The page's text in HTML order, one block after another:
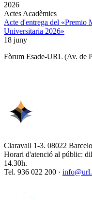
2026
Actes Acadèmics
Acte d'entrega del «Premio
Universitaria 2026»
18 juny
Fòrum Esade-URL (Av. de
Claravall 1-3. 08022
Horari d'atenció al públic:
14.30h.
Tel. 936 022 200 ·